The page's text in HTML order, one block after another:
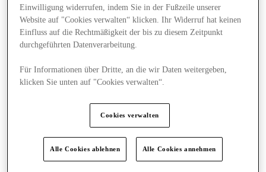
Angebote
Einwilligung widerrufen, indem Sie in der Fußzeile unserer
Website auf "Cookies verwalten“ klicken. Ihr Widerruf hat keinen
Einfluss auf die Rechtmäßigkeit der bis zu diesem Zeitpunkt
durchgeführten Datenverarbeitung.
Für Informationen über Dritte, an die wir Daten weitergeben,
klicken Sie unten auf "Cookies verwalten“.
Cookies verwalten
Alle Cookies ablehnen Alle Cookies annehmen